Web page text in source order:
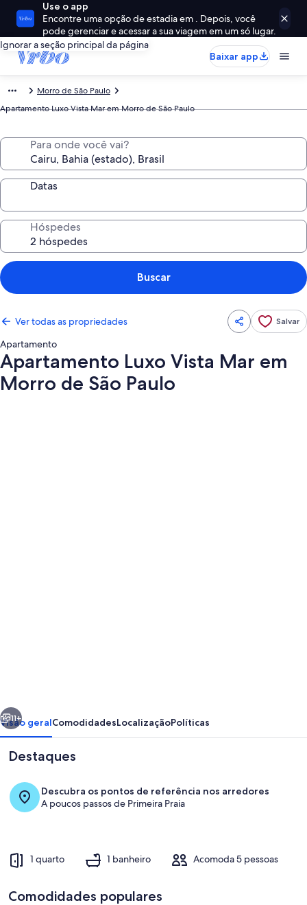
Use o app
Encontre uma opção de estadia em . Depois, você
pode gerenciar e acessar a sua viagem em um só lugar.
Ignorar a seção principal da página
Baixar app
Morro de São Paulo
Apartamento Luxo Vista Mar em Morro de São Paulo
Para onde você vai?
Datas
Hóspedes
Buscar
Ver todas as propriedades Salvar
Apartamento
Apartamento Luxo Vista Mar em
Morro de São Paulo
em
Morro
de
São
Paulo
Piscina
Próximo
11+
Visão geralComodidadesLocalizaçãoPolíticas
Destaques
Descubra os pontos de referência nos arredores
A poucos passos de Primeira Praia
1 quarto 1 banheiro Acomoda 5 pessoas
Comodidades populares